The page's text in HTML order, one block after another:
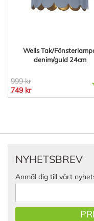
Wells Tak/
denim/guld 24cm
999 kr
749 kr
NYHETSBREV
Anmäl dig till vårt